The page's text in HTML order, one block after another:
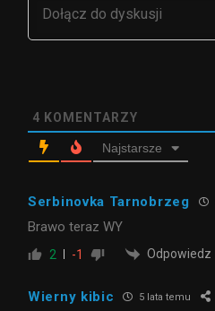
4 KOMENTARZY
Najstarsze
Serbinovka Tarnobrzeg
Brawo teraz WY
2 -1 Odpowiedz
Wierny kibic 5 lata temu